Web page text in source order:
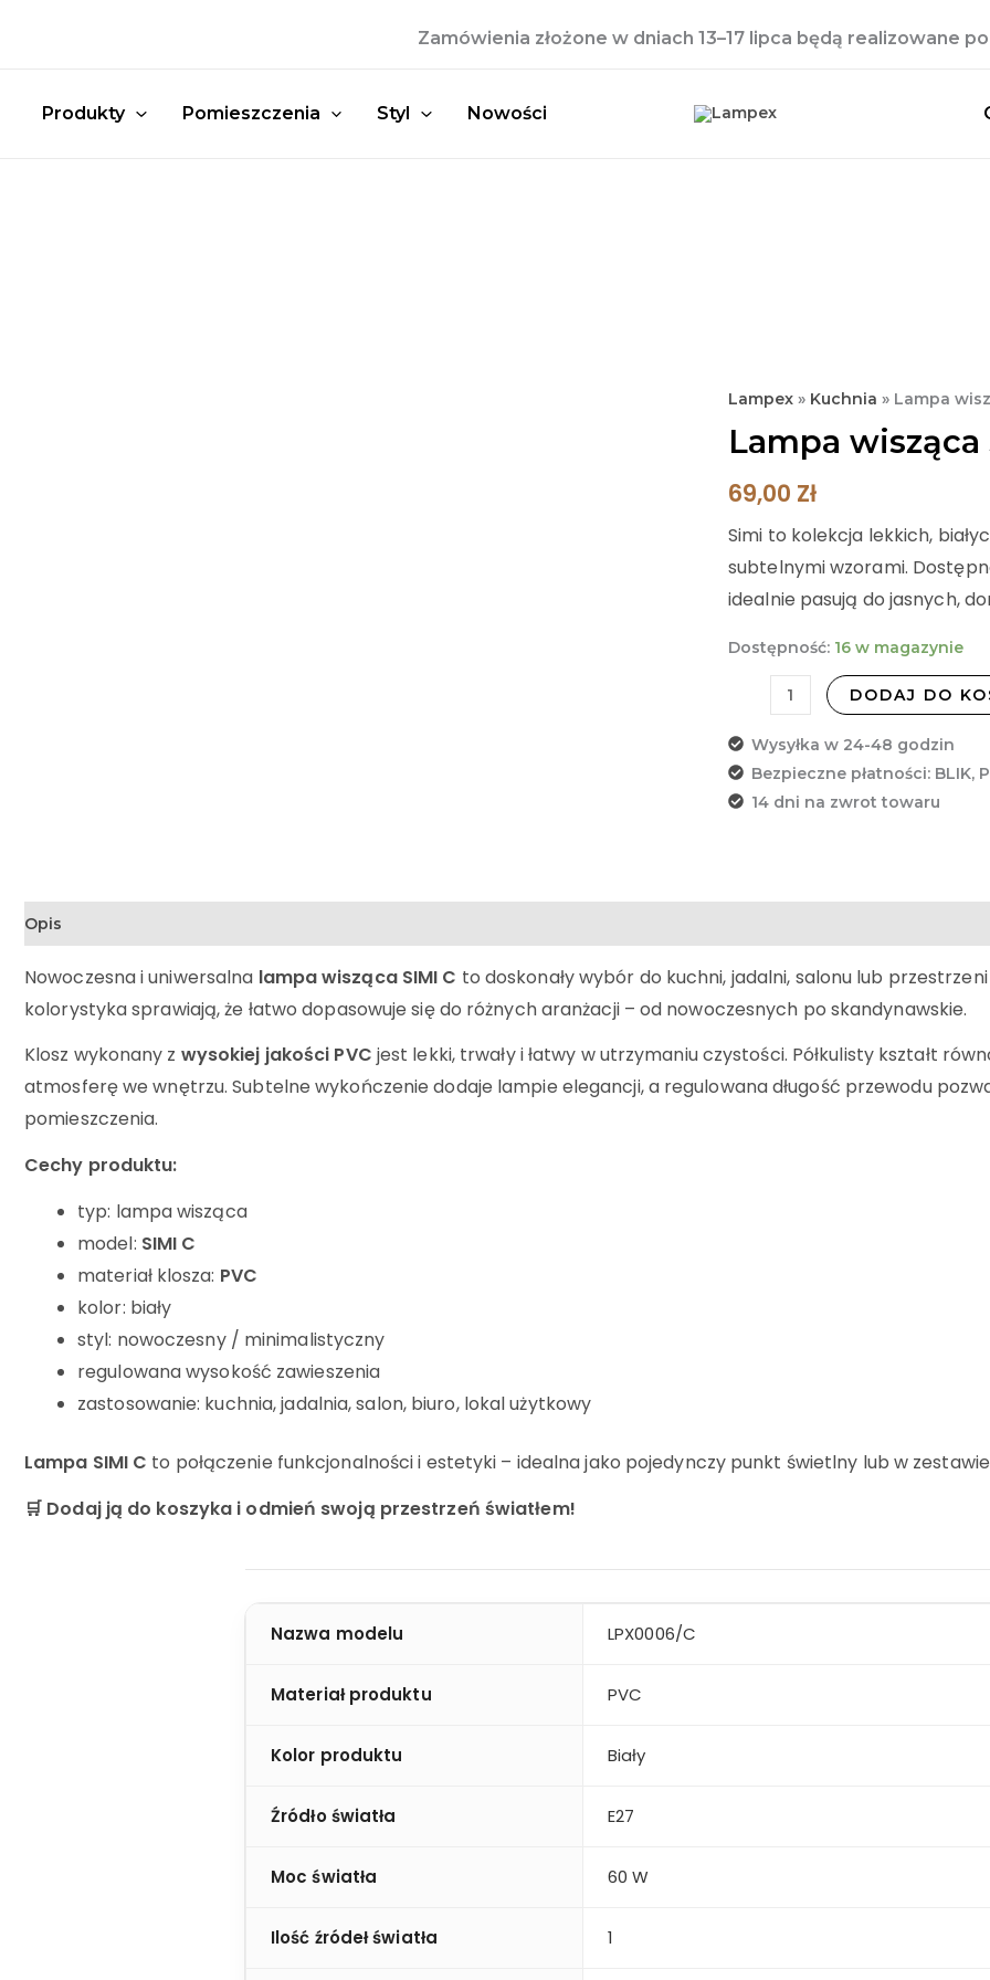
Zamówienia złożone w dniach 13–17 lipca będą realizowane
Produkty Pomieszczenia Styl Nowości
Lampex » Kuchnia » Lampa
Lampa wisząca
69,00 Zł
Simi to kolekcja lekkich,
subtelnymi wzorami.
idealnie pasują do jasnych,
Dostępność: 16 w magazynie
ilość
Lampa
wisząca
Simi
DODAJ DO
Wysyłka w 24-48 godzin
Bezpieczne płatności: BLIK,
14 dni na zwrot towaru
Opis
Nowoczesna i uniwersalna lampa wisząca SIMI C to doskonały wybór do kuchni, jadalni, salonu lub
kolorystyka sprawiają, że łatwo dopasowuje się do różnych aranżacji – od nowoczesnych po skandynawskie.
Klosz wykonany z wysokiej jakości PVC jest lekki, trwały i łatwy w utrzymaniu czystości. Półkulisty kształt
atmosferę we wnętrzu. Subtelne wykończenie dodaje lampie elegancji, a regulowana długość przewodu
pomieszczenia.
Cechy produktu:
typ: lampa wisząca
model: SIMI C
materiał klosza: PVC
kolor: biały
styl: nowoczesny / minimalistyczny
regulowana wysokość zawieszenia
zastosowanie: kuchnia, jadalnia, salon, biuro, lokal użytkowy
Lampa SIMI C to połączenie funkcjonalności i estetyki – idealna jako pojedynczy punkt świetlny lub w
🛒 Dodaj ją do koszyka i odmień swoją przestrzeń światłem!
Nazwa modelu LPX0006/C
Materiał produktu PVC
Kolor produktu Biały
Źródło światła E27
Moc światła 60 W
Ilość źródeł światła 1